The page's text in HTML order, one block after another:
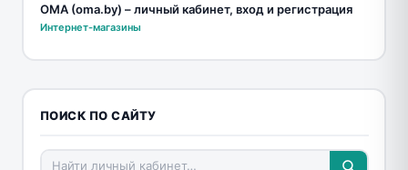
ОМА (oma.by) – личный кабинет, вход и регистрация
Интернет-магазины
ПОИСК ПО САЙТУ